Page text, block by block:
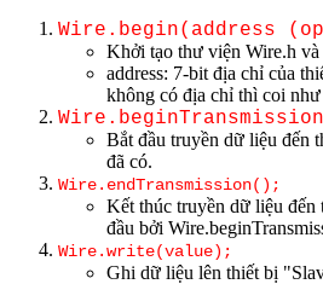
Wire.begin(address
Khởi tạo thư viện Wire.h
address: 7-bit địa chỉ của
không có địa chỉ thì coi
Bắt đầu truyền dữ liệu đến
đã có.
Wire.endTransmission();
Kết thúc truyền dữ liệu
đầu bởi
Wire.write(value);
Ghi dữ liệu lên thiết bị